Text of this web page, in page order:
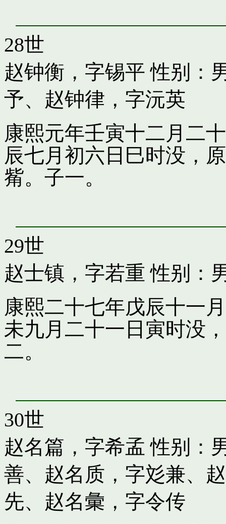
28世
赵钟衡，字锡平 性别：
予、 赵钟律，字沅英
康熙元年壬寅十二月二
辰七月初六日巳时没，
觜。子一。
29世
赵士镇，字若重 性别：
康熙二十七年戊辰十一
未九月二十一日寅时没
二。
30世
赵名篇，字希孟 性别：
善、 赵名质，字彣兼、
先、 赵名彙，字令传